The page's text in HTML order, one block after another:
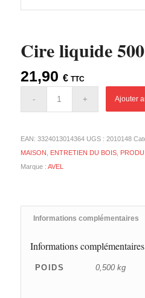
Cire liquide
21,90 € TTC
Ajouter
EAN: 3324013014364 UGS : 2010148
MAISON
ENTRETIEN DU BOIS,
Marque : AVEL
Informations complémentaires
Informations complémentaires
POIDS 0,500 kg